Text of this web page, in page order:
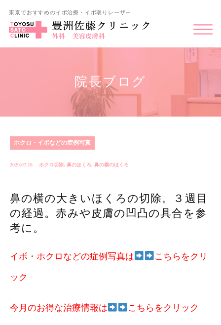
東京でおすすめのイボ治療・イボ取りレーザー
院長ブログ
ホクロ・イボなどの症例写真
2020.07.16 ホクロ切除, 鼻のほくろ, 鼻の横のほくろ
鼻の横の大きいほくろの切除。３週目
の経過。赤みや皮膚の凹凸の具合を参
考に。
イボ・ホクロなどの症例写真は こちらをクリ
ック
今月のお得な治療情報は こちらをクリック